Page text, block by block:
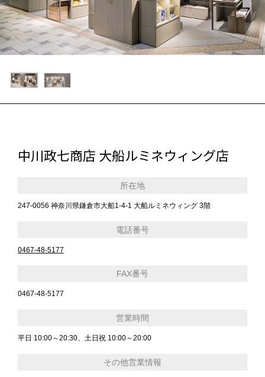
中川政七商店 大船ルミネウィング店
所在地
247-0056 神奈川県鎌倉市大船1-4-1 大船ルミネウィング 3階
電話番号
0467-48-5177
FAX番号
0467-48-5177
営業時間
平日 10:00～20:30、土日祝 10:00～20:00
その他営業情報